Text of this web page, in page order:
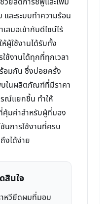
และระบบทำความร้อน
สมอเข้ากับดีไซน์ไร้
ผู้ใช้งานได้รับทั้ง
ช้งานได้ทุกที่ทุกเวลา
อมกัน ซึ่งบ่อยครั้ง
ในผลิตภัณฑ์ที่มีราคา
ณ์แยกชิ้น ทำให้
คุ้มค่าสำหรับผู้ที่มอง
นการใช้งานที่ครบ
งได้ง่าย
สินใจ
หวียืดผมที่มอบ